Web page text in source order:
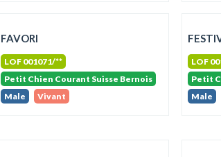
FAVORI
LOF 001071/**
Petit Chien Courant Suisse Bernois
Male
Vivant
LOF
Petit
Male